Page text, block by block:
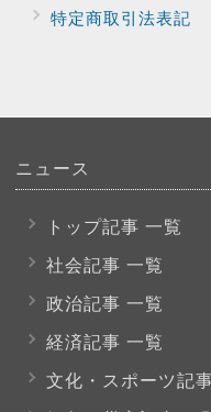
特定商取引法表記
ニュース
トップ記事 一覧
社会記事 一覧
政治記事 一覧
経済記事 一覧
文化・スポーツ記